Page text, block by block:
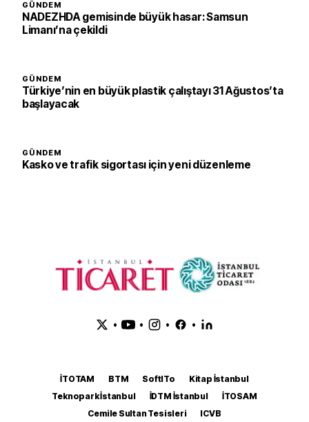
GÜNDEM
NADEZHDA gemisinde büyük hasar: Samsun
Limanı’na çekildi
GÜNDEM
Türkiye’nin en büyük plastik çalıştayı 31 Ağustos’ta
başlayacak
GÜNDEM
Kasko ve trafik sigortası için yeni düzenleme
• • • •
İTOTAM BTM SoftITo
Kitap İstanbul
Teknopark İstanbul
İDTM İstanbul
İTOSAM
Cemile Sultan Tesisleri
ICVB